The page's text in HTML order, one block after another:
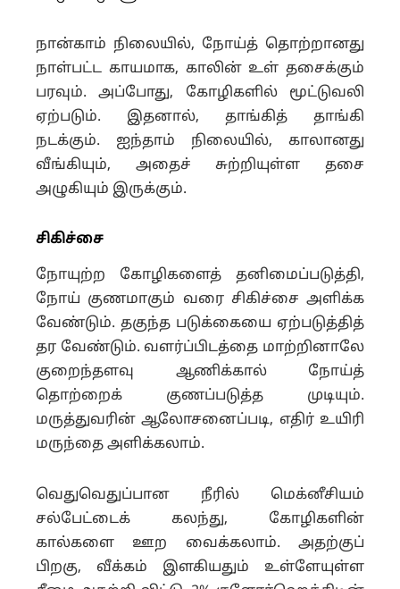
நான்காம் நிலையில், நோய்த் தொற்றானது
நாள்பட்ட காயமாக, காலின் உள் தசைக்கும்
பரவும். அப்போது, கோழிகளில் மூட்டுவலி
ஏற்படும். இதனால், தாங்கித் தாங்கி
நடக்கும். ஐந்தாம் நிலையில், காலானது
வீங்கியும், அதைச் சுற்றியுள்ள தசை
அழுகியும் இருக்கும்.
சிகிச்சை
நோயுற்ற கோழிகளைத் தனிமைப்படுத்தி,
நோய் குணமாகும் வரை சிகிச்சை அளிக்க
வேண்டும். தகுந்த படுக்கையை ஏற்படுத்தித்
தர வேண்டும். வளர்ப்பிடத்தை மாற்றினாலே
குறைந்தளவு ஆணிக்கால் நோய்த்
தொற்றைக் குணப்படுத்த முடியும்.
மருத்துவரின் ஆலோசனைப்படி, எதிர் உயிரி
மருந்தை அளிக்கலாம்.
வெதுவெதுப்பான நீரில் மெக்னீசியம்
சல்பேட்டைக் கலந்து, கோழிகளின்
கால்களை ஊற வைக்கலாம். அதற்குப்
பிறகு, வீக்கம் இளகியதும் உள்ளேயுள்ள